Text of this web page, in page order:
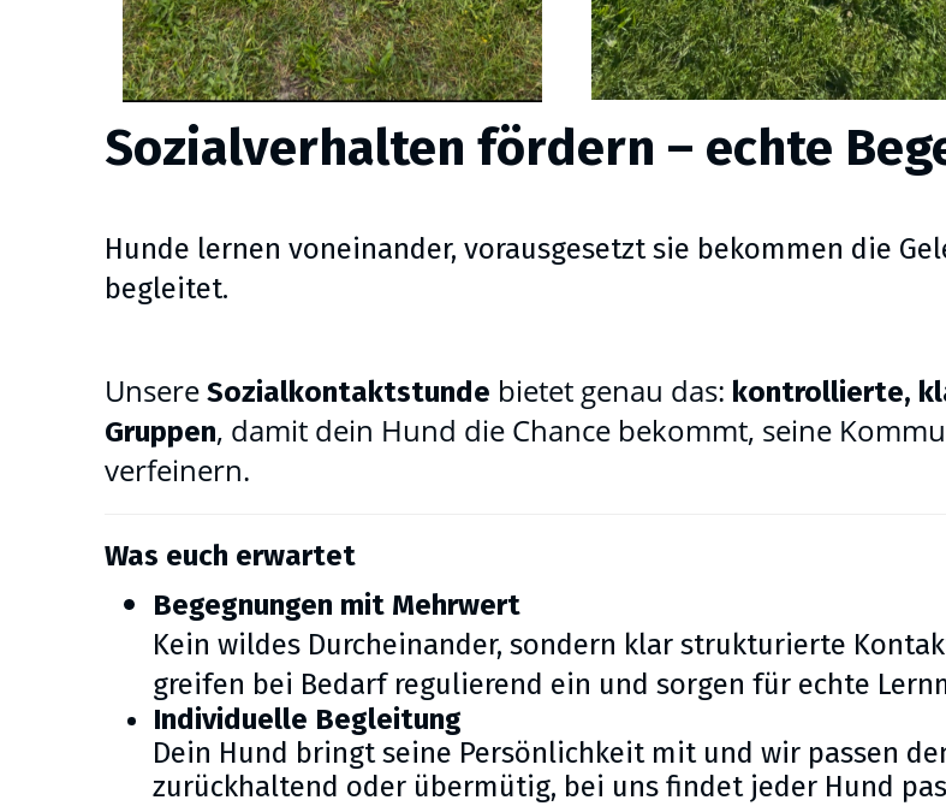
Sozialverhalten fördern – echte
Hunde lernen voneinander, vorausgesetzt sie bekommen die
begleitet.
Unsere Sozialkontaktstunde bietet genau das: kontrollierte,
Gruppen, damit dein Hund die Chance bekommt, seine
verfeinern.
Was euch erwartet
Begegnungen mit Mehrwert
Kein wildes Durcheinander, sondern klar strukturierte
greifen bei Bedarf regulierend ein und sorgen für echte
Individuelle Begleitung
Dein Hund bringt seine Persönlichkeit mit und wir passen
zurückhaltend oder übermütig, bei uns findet jeder Hund